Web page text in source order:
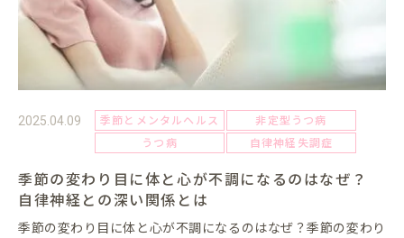
2025.04.09 季節とメンタルヘルス
非定型うつ病
うつ病
自律神経失調症
季節の変わり目に体と心が不調になるのはなぜ？
自律神経との深い関係とは
季節の変わり目に体と心が不調になるのはなぜ？季節の変わり